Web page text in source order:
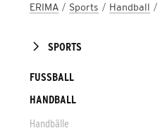
ERIMA Sports Handball
SPORTS
FUSSBALL
HANDBALL
Handbälle